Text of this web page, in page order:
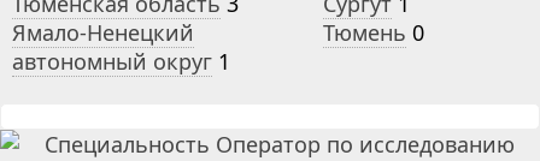
Ямало-Ненецкий
автономный округ 1
Тюмень 0